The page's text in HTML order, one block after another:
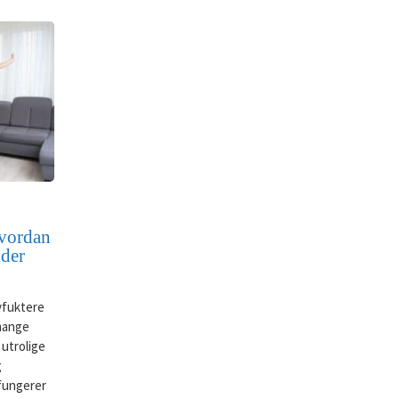
utrolige